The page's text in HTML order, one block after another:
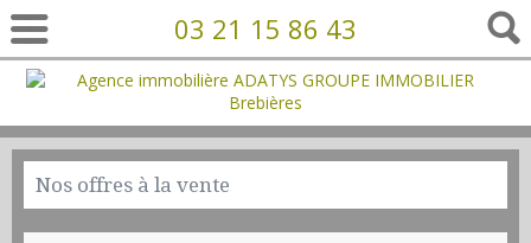
03 21 15 86 43
Nos offres à la vente